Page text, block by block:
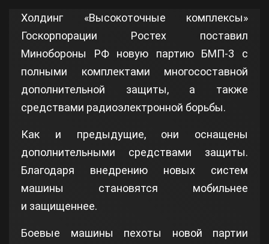
Холдинг «Высокоточные комплексы»
Госкорпорации Ростех поставил
Минобороны РФ новую партию БМП-3 с
полными комплектами многосоставной
дополнительной защиты, а также
средствами радиоэлектронной борьбы.
Как и предыдущие, они оснащены
дополнительными средствами защиты.
Благодаря внедрению новых систем
машины становятся мобильнее
и защищеннее.
Боевые машины пехоты новой партии